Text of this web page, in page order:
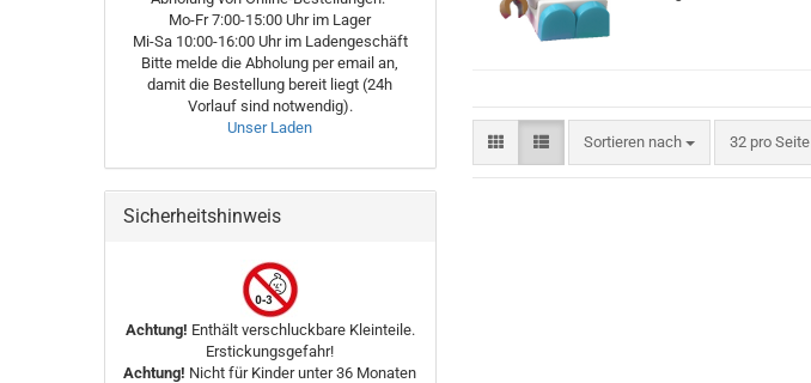
Sortieren nach
Sortieren nach 32 pro Seite
pro Seite
Mo-Fr 7:00-15:00 Uhr im Lager
Mi-Sa 10:00-16:00 Uhr im Ladengeschäft
Bitte melde die Abholung per email an,
damit die Bestellung bereit liegt (24h
Vorlauf sind notwendig).
Unser Laden
Sicherheitshinweis
Achtung! Enthält verschluckbare Kleinteile.
Erstickungsgefahr!
Achtung! Nicht für Kinder unter 36 Monaten